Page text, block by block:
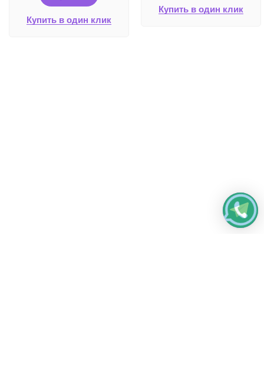
Купить в один клик
Купить в один клик